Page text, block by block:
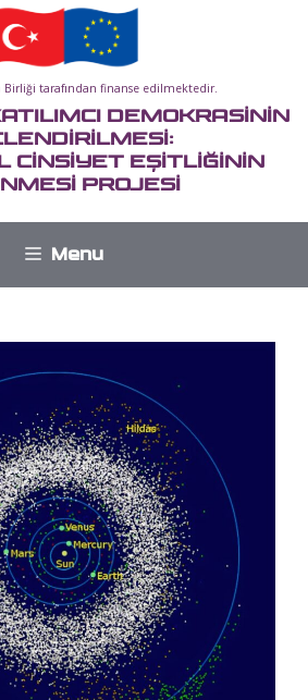
Birliği tarafından finanse edilmektedir.
DEMOKRASİNİN
CİNSİYET EŞİTLİĞİNİN
PROJESİ
Menu